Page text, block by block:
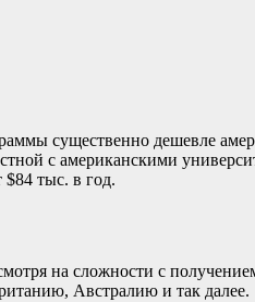
существенно дешевле
с американскими
$84 тыс. в год.
на сложности с
Австралию и так далее.